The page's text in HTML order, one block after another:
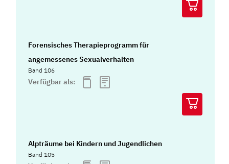
Forensisches Therapieprogramm für
angemessenes Sexualverhalten
Band 106
Verfügbar als:
Alpträume bei Kindern und Jugendlichen
Band 105